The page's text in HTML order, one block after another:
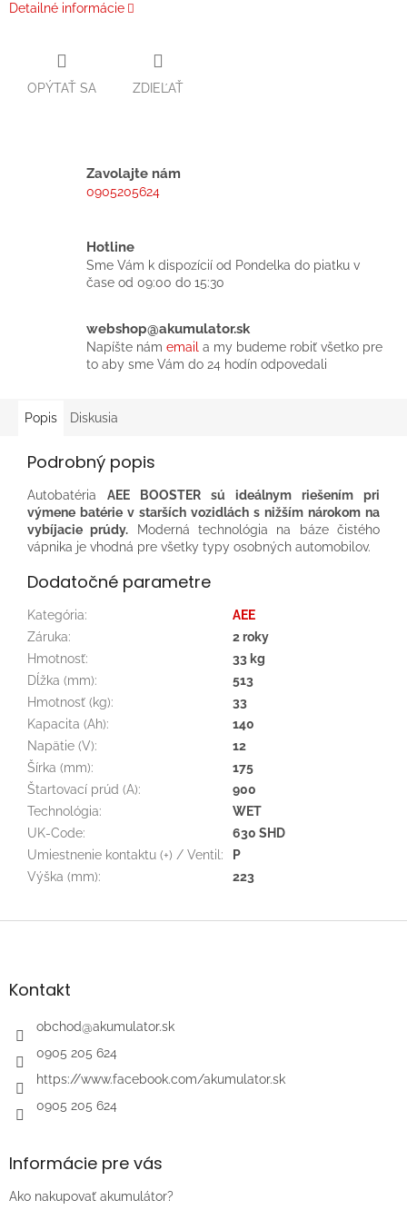
Detailné informácie
OPÝTAŤ SA ZDIEĽAŤ
Zavolajte nám
0905205624
Hotline
Sme Vám k dispozícií od Pondelka do piatku v
čase od 09:00 do 15:30
webshop@akumulator.sk
Napíšte nám email a my budeme robiť všetko pre
to aby sme Vám do 24 hodín odpovedali
Popis Diskusia
Podrobný popis
Autobatéria AEE BOOSTER sú ideálnym riešením pri
výmene batérie v starších vozidlách s nižším nárokom na
vybíjacie prúdy. Moderná technológia na báze čistého
vápnika je vhodná pre všetky typy osobných automobilov.
Dodatočné parametre
Kategória:
AEE
Záruka:
2 roky
Hmotnosť:
33 kg
Dĺžka (mm):
513
Hmotnosť (kg):
33
Kapacita (Ah):
140
Napätie (V):
12
Šírka (mm):
175
Štartovací prúd (A):
900
Technológia:
WET
UK-Code:
630 SHD
Umiestnenie kontaktu (+) / Ventil :
P
Výška (mm): 223
Z
äKontakt
obchod@akumulator.sk
0905 205 624
https://www.facebook.com/akumulator.sk
0905 205 624
Informácie pre vás
Ako nakupovať akumulátor?